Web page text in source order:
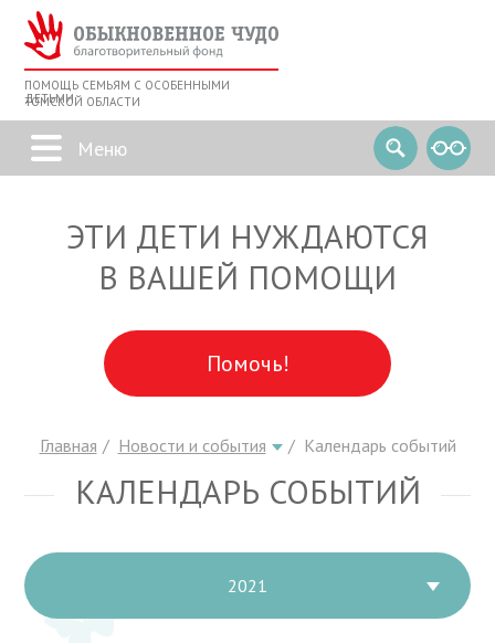
ПОМОЩЬ СЕМЬЯМ С ОСОБЕННЫМИ
ДЕТЬМИ
ТОМСКОЙ ОБЛАСТИ
ЭТИ ДЕТИ НУЖДАЮТСЯ
В ВАШЕЙ ПОМОЩИ
Помочь!
Главная Новости и события Календарь событий
КАЛЕНДАРЬ СОБЫТИЙ
2021